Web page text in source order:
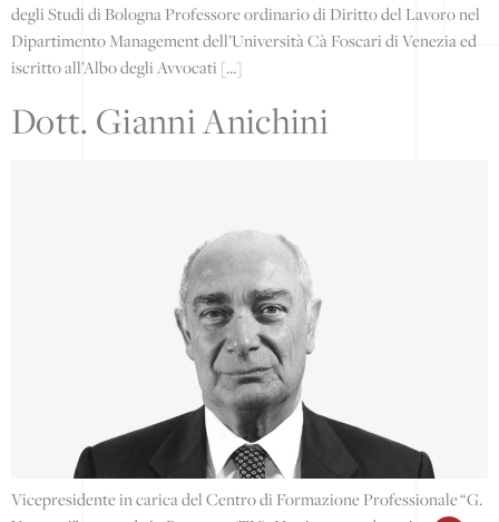
degli Studi di Bologna Professore ordinario di Diritto del Lavoro nel
Dipartimento Management dell’Università Cà Foscari di Venezia ed
iscritto all’Albo degli Avvocati […]
Dott. Gianni Anichini
Vicepresidente in carica del Centro di Formazione Professionale “G.